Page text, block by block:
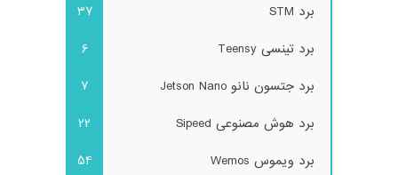
برد STM
37
برد تینسی Teensy
6
برد جتسون نانو Jetson Nano
7
برد هوش مصنوعی Sipeed
22
برد ویموس Wemos
54